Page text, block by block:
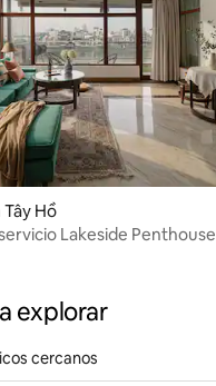
Hồ
Lakeside Penthouse
explorar
cercanos